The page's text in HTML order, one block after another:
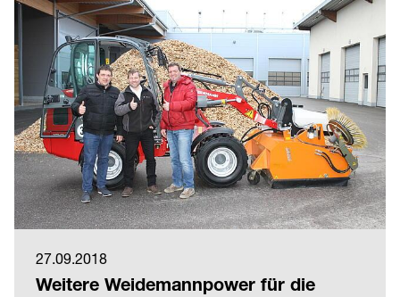
27.09.2018
Weitere Weidemannpower für die